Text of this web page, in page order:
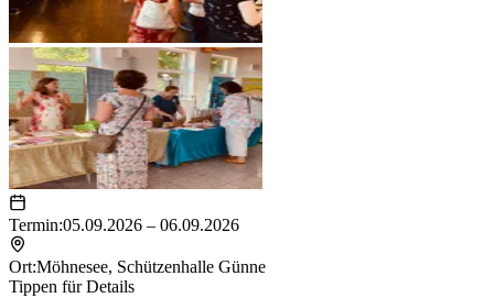
Termin:05.09.2026 – 06.09.2026
Ort:Möhnesee, Schützenhalle Günne
Tippen für Details